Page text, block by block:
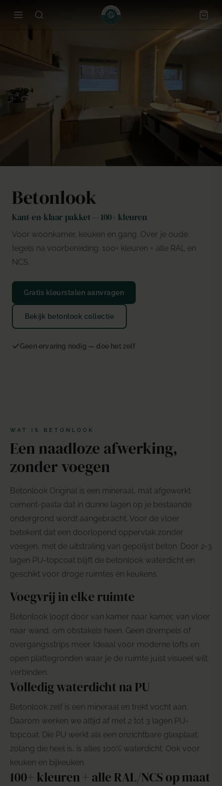
Betonlook
Kant-en-klaar pakket — 100+ kleuren
Voor woonkamer, keuken en gang. Over je oude
tegels na voorbereiding. 100+ kleuren + alle RAL en
NCS.
Gratis kleurstalen aanvragen
Bekijk betonlook collectie
Geen ervaring nodig — doe het zelf
WAT IS BETONLOOK
Een naadloze afwerking,
zonder voegen
Betonlook Original is een mineraal, mat afgewerkt
cement-pasta dat in dunne lagen op je bestaande
ondergrond wordt aangebracht. Voor de vloer
betekent dat een doorlopend oppervlak zonder
voegen, met de uitstraling van gepolijst beton. Door 2-3
lagen PU-topcoat blijft de betonlook waterdicht en
geschikt voor droge ruimtes én keukens.
Voegvrij in elke ruimte
Betonlook loopt door van kamer naar kamer, van vloer
naar wand, om obstakels heen. Geen drempels of
overgangsstrips meer. Ideaal voor moderne lofts en
open plattegronden waar je de ruimte juist visueel wilt
verbinden.
Volledig waterdicht na PU
Betonlook zelf is een mineraal en trekt vocht aan.
Daarom werken we altijd af met 2 tot 3 lagen PU-
topcoat. Die PU werkt als een onzichtbare glasplaat:
zolang die heel is, is alles 100% waterdicht. Ook voor
keuken en bijkeuken.
100+ kleuren + alle RAL/NCS op maat